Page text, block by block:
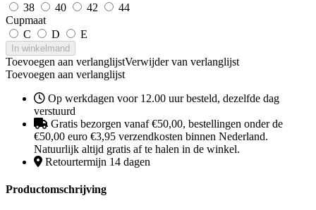
38
40 42
44
Cupmaat
C
D E
In winkelmand
Toevoegen aan verlanglijstVerwijder van verlanglijst
Toevoegen aan verlanglijst
Op werkdagen voor 12.00 uur besteld, dezelfde dag
verstuurd
Gratis bezorgen vanaf €50,00, bestellingen onder de
€50,00 euro €3,95 verzendkosten binnen Nederland.
Natuurlijk altijd gratis af te halen in de winkel.
Retourtermijn 14 dagen
Productomschrijving